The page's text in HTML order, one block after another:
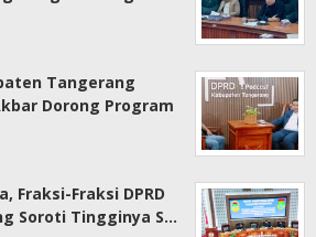
Tangerang
Dorong Program
Fraksi-Fraksi DPRD
Soroti Tingginya S…